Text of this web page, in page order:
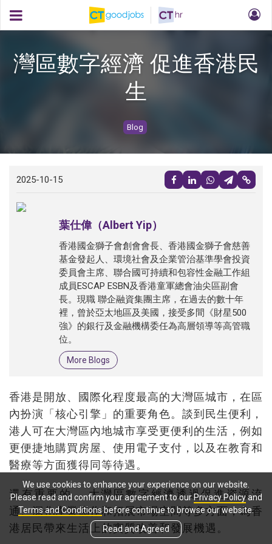
灣區數字經濟 促進香港民
生
Blog
2025-10-15
葉仕偉（Albert Yip）
香港國金獅子會創會會長、香港國金獅子會慈善
基金發起人、環境社會及企業管治基準學會投資
委員會主席、聯合國可持續和包容性金融工作組
成員ESCAP ESBN及香港童軍總會油尖區副會
長。現職 聯企融資集團主席，在過去的數十年
裡，曾於亞太地區及美國，接受多間《財星500
強》的銀行及金融機構委任為高層領導等高管職
位。
More Blogs
香港是開放、國際化程度最高的大灣區城市，在區
內扮演「核心引擎」的重要角色。談到民生便利，
港人可在大灣區內地城市享受更便利的生活，例如
更便捷地購買房屋、使用電子支付，以及在教育和
醫療等方面獲得同等待遇。
還有重要的 ，大灣區數字經濟透過促進資源流
通、深化產業協作和拓展市場空間等多方面，為香
港居民帶來生活上的實質改善和發展機遇。
We use cookies to enhance your experience on our website.
Please read and confirm your agreement to ourPrivacy Policyand
Terms and Conditionsbefore continue to browse our website.
Read and Agreed